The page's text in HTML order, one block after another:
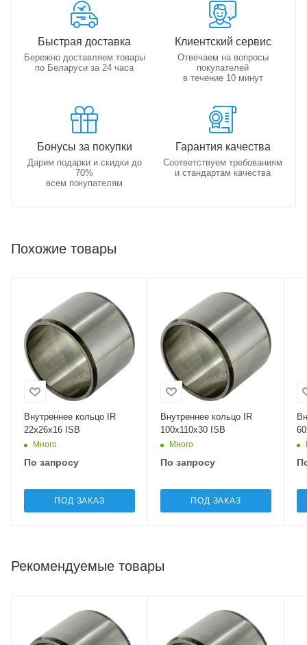
Быстрая доставка
Бережно доставляем товары
по Беларуси за 24 часа
Клиентский сервис
Отвечаем на вопросы
покупателей
в течение 10 минут
Бонусы за покупки
Дарим подарки и скидки до
70%
всем покупателям
Гарантия качества
Соответствуем требованиям
и стандартам качества
Похожие товары
Внутреннее кольцо IR
22x26x16 ISB
Много
По запросу
ПОД ЗАКАЗ
Внутреннее кольцо IR
100x110x30 ISB
Много
По запросу
ПОД ЗАКАЗ
Рекомендуемые товары